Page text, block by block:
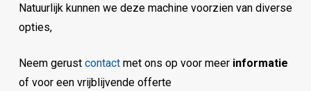
Natuurlijk kunnen we deze machine voorzien van diverse
opties,
Neem gerust contactmet ons op voor meer informatie
of voor een vrijblijvende offerte